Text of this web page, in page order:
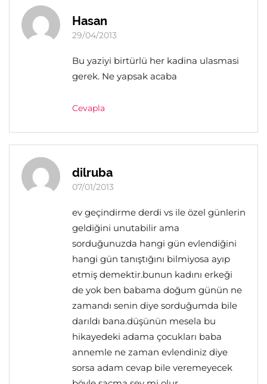
Hasan
29/04/2013
Bu yaziyi birtürlü her kadina ulasmasi
gerek. Ne yapsak acaba
Cevapla
dilruba
07/01/2013
ev geçindirme derdi vs ile özel günlerin
geldiğini unutabilir ama
sorduğunuzda hangi gün evlendiğini
hangi gün tanıştığını bilmiyosa ayıp
etmiş demektir.bunun kadını erkeği
de yok ben babama doğum günün ne
zamandı senin diye sorduğumda bile
darıldı bana.düşünün mesela bu
hikayedeki adama çocukları baba
annemle ne zaman evlendiniz diye
sorsa adam cevap bile veremeyecek